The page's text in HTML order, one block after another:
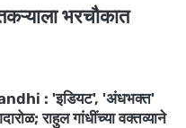
भरचौकात
: 'इडियट', 'अंधभक्त'
राहुल गांधींच्या वक्तव्याने